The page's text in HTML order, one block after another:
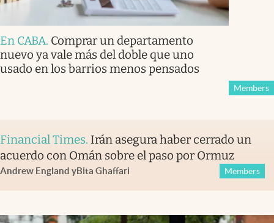
En CABA. Comprar un departamento
nuevo ya vale más del doble que uno
usado en los barrios menos pensados
Members
Financial Times. Irán asegura haber cerrado un
acuerdo con Omán sobre el paso por Ormuz
Andrew England yBita Ghaffari Members